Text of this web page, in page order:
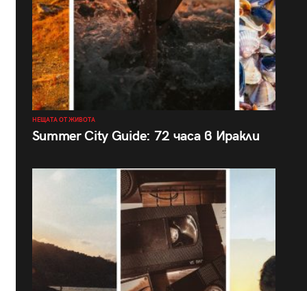
НЕЩАТА ОТ ЖИВОТА
Summer City Guide: 72 часа в Иракли